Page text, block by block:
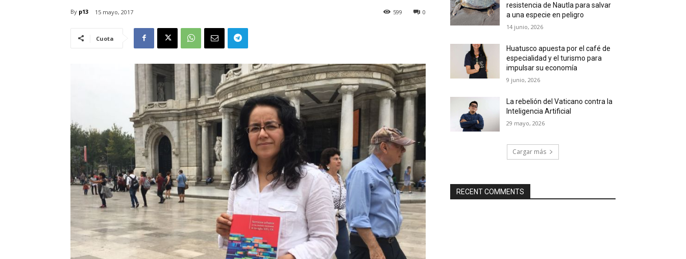
By p13 15 mayo, 2017 0
599
Cuota
resistencia de Nautla para salvar
a una especie en peligro
14 junio, 2026
Huatusco apuesta por el café de
especialidad y el turismo para
impulsar su economía
9 junio, 2026
La rebelión del Vaticano contra la
Inteligencia Artificial
29 mayo, 2026
Cargar más
RECENT COMMENTS